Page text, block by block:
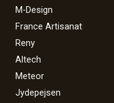
M-Design
France Artisanat
Reny
Altech
Meteor
Jydepejsen